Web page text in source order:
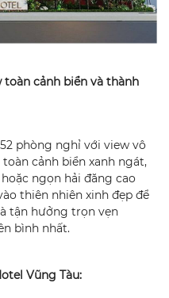
cảnh biển và thành
phòng nghỉ với view vô
cảnh biển xanh ngát,
ngọn hải đăng cao
thiên nhiên xinh đẹp để
tận hưởng trọn vẹn
bình nhất.
Vũng Tàu: